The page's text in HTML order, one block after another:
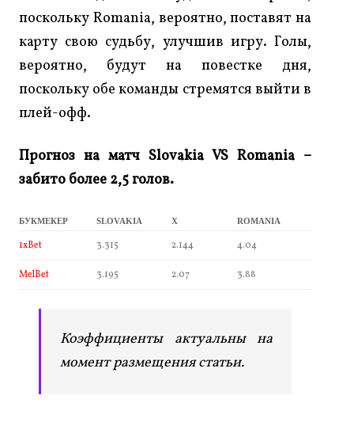
поскольку Romania, вероятно, поставят на
карту свою судьбу, улучшив игру. Голы,
вероятно, будут на повестке дня,
поскольку обе команды стремятся выйти в
плей-офф.
Прогноз на матч Slovakia VS Romania –
забито более 2,5 голов.
БУКМЕКЕР SLOVAKIA X ROMANIA
1xBet 3.315 2.144 4.04
MelBet 3.195 2.07 3.88
Коэффициенты актуальны на
момент размещения статьи.